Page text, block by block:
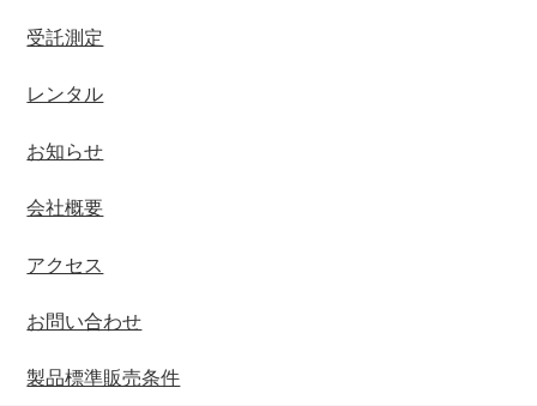
受託測定
レンタル
お知らせ
会社概要
アクセス
お問い合わせ
製品標準販売条件